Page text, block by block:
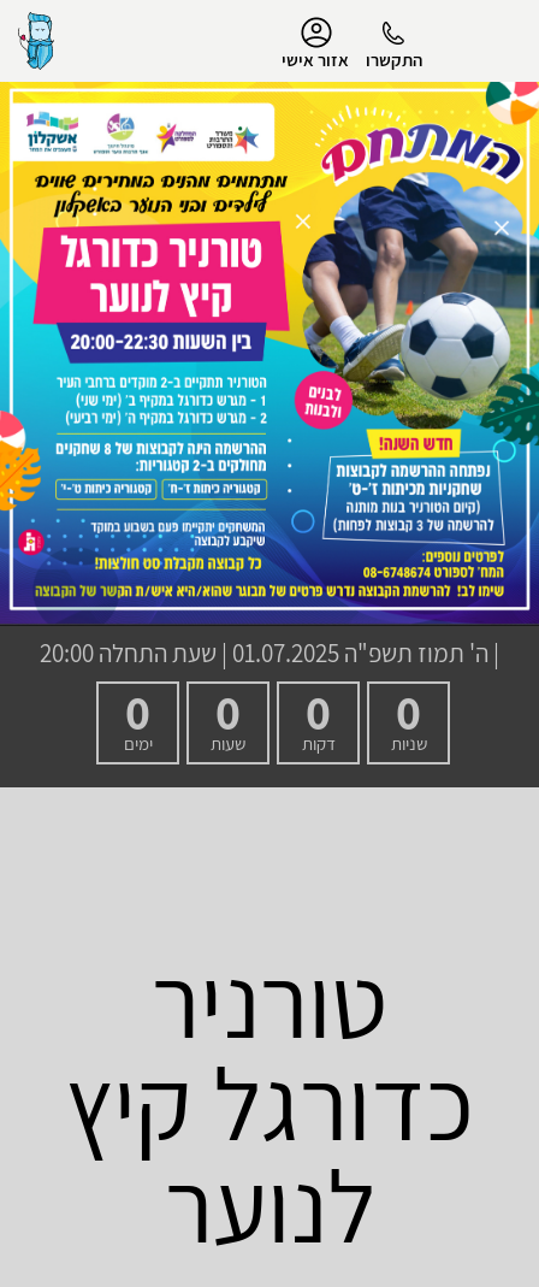
התקשרו אזור אישי
הפרופיל שלי
התנתק
| ה' תמוז תשפ"ה01.07.2025 | שעת התחלה 20:00
0
שניות
0
דקות
0
שעות
0
ימים
טורניר
כדורגל קיץ
לנוער